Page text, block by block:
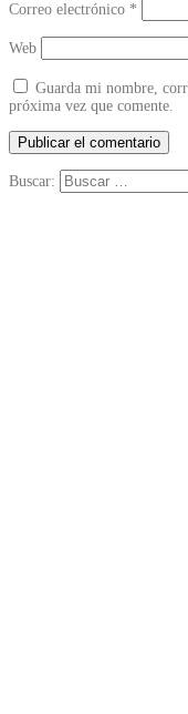
Correo electrónico *
Web
Guarda mi nombre,
próxima vez que comente.
Buscar: